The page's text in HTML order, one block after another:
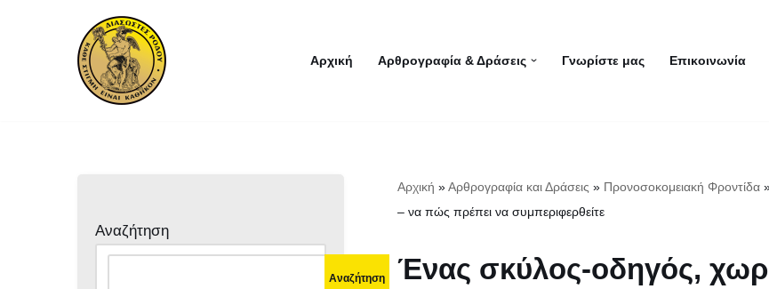
Μεταπηδήστε
περιεχόμενο
Αρχική Αρθρογραφία & Δράσεις Γνωρίστε μας Επικοινωνία
Αναζήτηση
Αναζήτηση
Αρχική »Αρθρογραφία και Δράσεις » Προνοσοκομειακή Φροντίδα
– να πώς πρέπει να συμπεριφερθείτε
Ένας σκύλος-οδηγός,